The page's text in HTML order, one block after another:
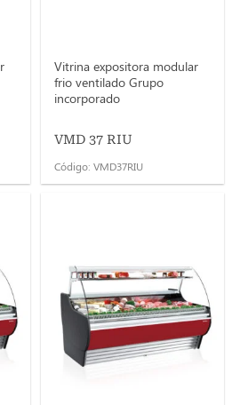
Vitrina expositora modular
frio ventilado Grupo
incorporado
VMD 37 RIU
Código: VMD37RIU